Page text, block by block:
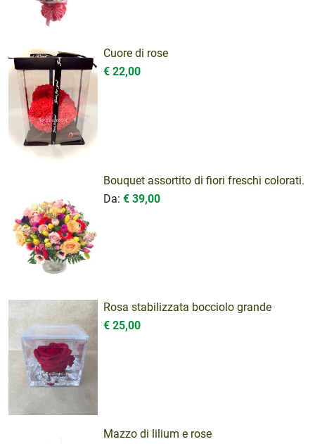
Cuore di rose
€ 22,00
Bouquet assortito di fiori freschi colorati.
Da:€ 39,00
Rosa stabilizzata bocciolo grande
€ 25,00
Mazzo di lilium e rose